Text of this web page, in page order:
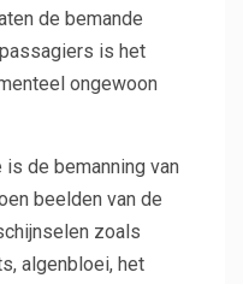
de bemande
is het
ongewoon
de bemanning van
beelden van de
zoals
algenbloei, het